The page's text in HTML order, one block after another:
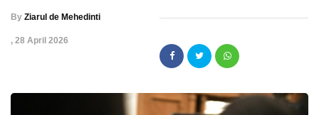
By Ziarul de Mehedinti
, 28 April 2026